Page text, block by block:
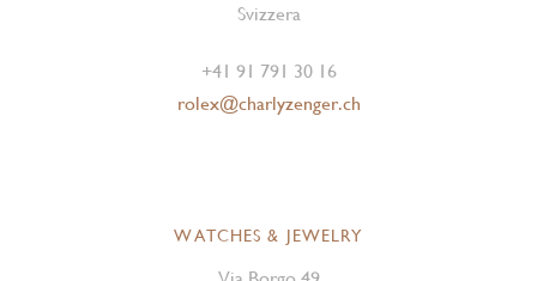
Svizzera
+41 91 791 30 16
rolex@charlyzenger.ch
WATCHES & JEWELRY